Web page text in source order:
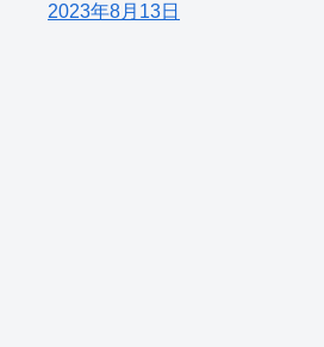
2023年8月13日